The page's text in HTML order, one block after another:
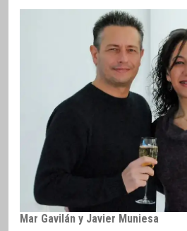
Mar Gavilán y Javier Muniesa